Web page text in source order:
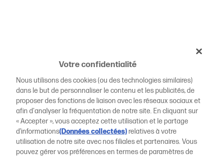
Votre confidentialité
Nous utilisons des cookies (ou des technologies similaires)
dans le but de personnaliser le contenu et les publicités, de
proposer des fonctions de liaison avec les réseaux sociaux et
afin d'analyser la fréquentation de notre site. En cliquant sur
« Accepter », vous acceptez cette utilisation et le partage
d’informations(Données collectées)relatives à votre
utilisation de notre site avec nos filiales et partenaires. Vous
pouvez gérer vos préférences en termes de paramètres de